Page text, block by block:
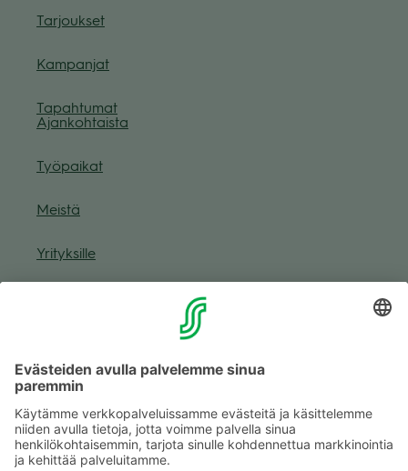
Tar­jouk­set
Kam­pan­jat
Tapah­tu­mat
Ajan­koh­taista
Työ­pai­kat
Meistä
Yri­tyk­sille
Muuta eväs­tea­se­tuk­sia & eväs­tein­for­maa­tio
Tie­to­suo­ja­se­loste (Arina)